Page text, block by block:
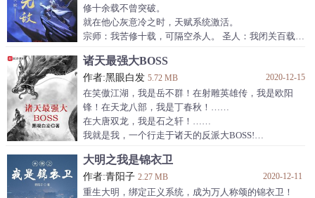
修十余载不曾突破。
就在他心灰意冷之时，天赋系统激活。
宗师：我苦修十载，可隔空杀人。 圣人：我闭关百载，
真仙：我悟道千载，当横压宇内。 …… 而这时，陆离
融合亿万倍天赋，一息宗师，三息成圣，十息真仙……
一日之后，在宇宙众生的惊叹之下，他超越仙帝，化身
唯一道祖，横断古今未来...
诸天最强大BOSS
作者:黑眼白发 5.72 MB 2020-12-15
在笑傲江湖，我是岳不群！在射雕英雄传，我是欧阳
锋！在天龙八部，我是丁春秋！……
在大唐双龙，我是石之轩！……
我就是我，一个行走于诸天的反派大BOSS!
龙传、风云、诛仙、阳神、遮天、完美世界、永生……
大明之我是锦衣卫
作者:青阳子 2.27 MB 2020-12-11
重生大明，绑定正义系统，成为万人称颂的锦衣卫！